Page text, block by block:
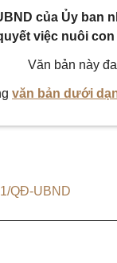
của Ủy ban
việc nuôi
Văn bản này
văn bản dưới
QĐ-UBND